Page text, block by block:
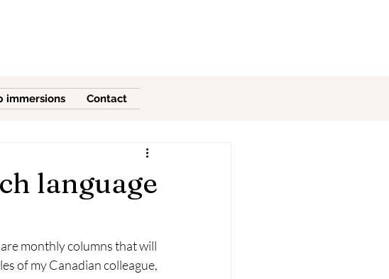
language
monthly columns that will
of my Canadian colleague,
immersions Contact